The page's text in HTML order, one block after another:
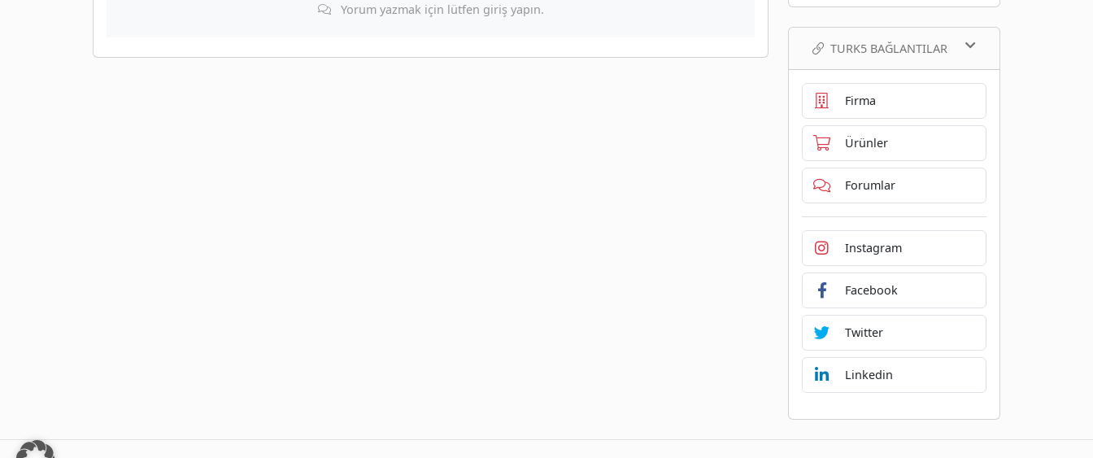
Yorum yazmak için lütfen giriş yapın.
TURK5 BAĞLANTILAR
Firma
Ürünler
Forumlar
Instagram
Facebook
Twitter
Linkedin